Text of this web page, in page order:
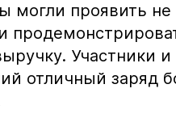
могли проявить не
Участники
отличный заряд